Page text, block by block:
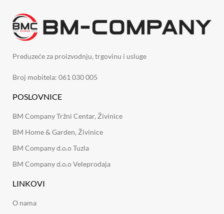
Preduzeće za proizvodnju, trgovinu i usluge
Broj mobitela: 061 030 005
POSLOVNICE
BM Company Tržni Centar, Živinice
BM Home & Garden, Živinice
BM Company d.o.o Tuzla
BM Company d.o.o Veleprodaja
LINKOVI
O nama